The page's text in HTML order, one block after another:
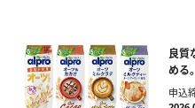
良質
める
申込